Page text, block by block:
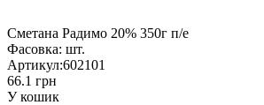
Сметана Радимо 20% 350г п/е
Фасовка: шт.
Артикул:602101
66.1 грн
У кошик